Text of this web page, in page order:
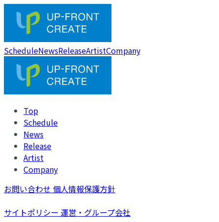
ScheduleNewsReleaseArtistCompany
Top
Schedule
News
Release
Artist
Company
お問い合わせ 個人情報保護方針
サイトポリシー 運営・グループ会社